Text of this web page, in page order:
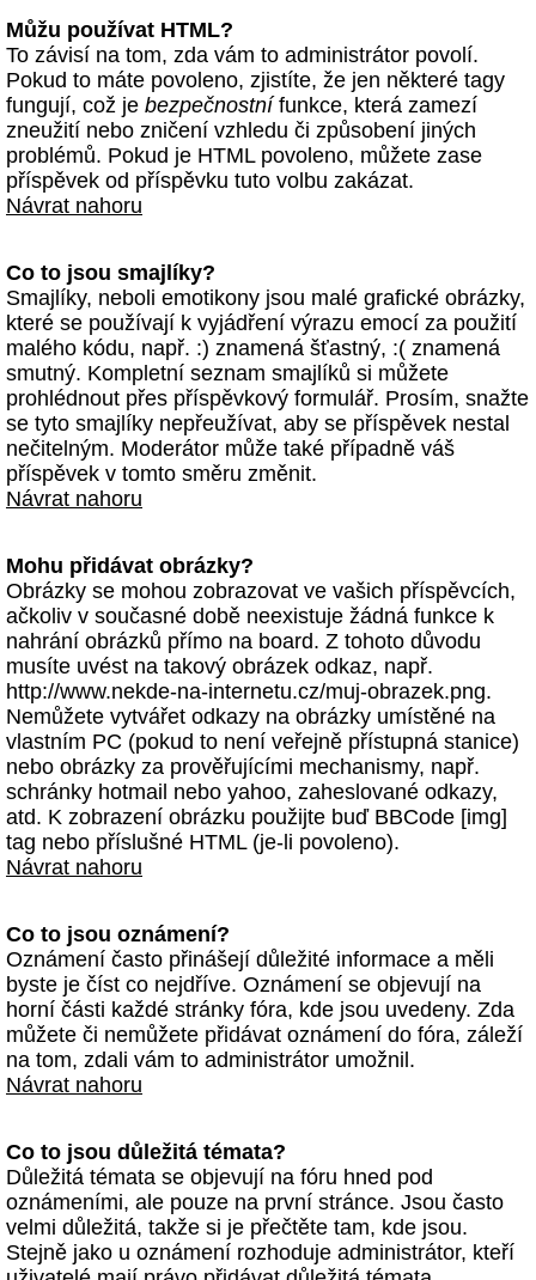
Můžu používat HTML?
To závisí na tom, zda vám to administrátor povolí.
Pokud to máte povoleno, zjistíte, že jen některé tagy
fungují, což je bezpečnostnífunkce, která zamezí
zneužití nebo zničení vzhledu či způsobení jiných
problémů. Pokud je HTML povoleno, můžete zase
příspěvek od příspěvku tuto volbu zakázat.
Návrat nahoru
Co to jsou smajlíky?
Smajlíky, neboli emotikony jsou malé grafické obrázky,
které se používají k vyjádření výrazu emocí za použití
malého kódu, např. :) znamená šťastný, :( znamená
smutný. Kompletní seznam smajlíků si můžete
prohlédnout přes příspěvkový formulář. Prosím, snažte
se tyto smajlíky nepřeužívat, aby se příspěvek nestal
nečitelným. Moderátor může také případně váš
příspěvek v tomto směru změnit.
Návrat nahoru
Mohu přidávat obrázky?
Obrázky se mohou zobrazovat ve vašich příspěvcích,
ačkoliv v současné době neexistuje žádná funkce k
nahrání obrázků přímo na board. Z tohoto důvodu
musíte uvést na takový obrázek odkaz, např.
http://www.nekde-na-internetu.cz/muj-obrazek.png.
Nemůžete vytvářet odkazy na obrázky umístěné na
vlastním PC (pokud to není veřejně přístupná stanice)
nebo obrázky za prověřujícími mechanismy, např.
schránky hotmail nebo yahoo, zaheslované odkazy,
atd. K zobrazení obrázku použijte buď BBCode [img]
tag nebo příslušné HTML (je-li povoleno).
Návrat nahoru
Co to jsou oznámení?
Oznámení často přinášejí důležité informace a měli
byste je číst co nejdříve. Oznámení se objevují na
horní části každé stránky fóra, kde jsou uvedeny. Zda
můžete či nemůžete přidávat oznámení do fóra, záleží
na tom, zdali vám to administrátor umožnil.
Návrat nahoru
Co to jsou důležitá témata?
Důležitá témata se objevují na fóru hned pod
oznámeními, ale pouze na první stránce. Jsou často
velmi důležitá, takže si je přečtěte tam, kde jsou.
Stejně jako u oznámení rozhoduje administrátor, kteří